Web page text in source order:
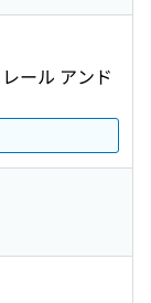
レール アンド